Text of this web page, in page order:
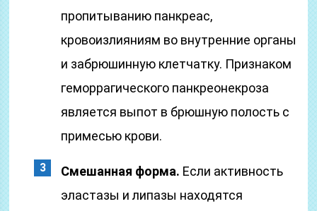
пропитыванию панкреас,
кровоизлияниям во внутренние органы
и забрюшинную клетчатку. Признаком
геморрагического панкреонекроза
является выпот в брюшную полость с
примесью крови.
Смешанная форма. Если активность
эластазы и липазы находятся